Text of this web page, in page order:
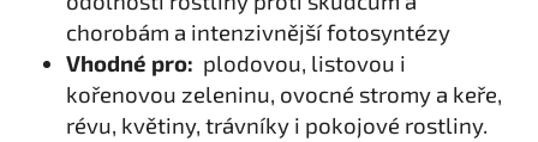
chorobám a intenzivnější fotosyntézy
Vhodné pro: plodovou, listovou i
kořenovou zeleninu, ovocné stromy a keře,
révu, květiny, trávníky i pokojové rostliny.